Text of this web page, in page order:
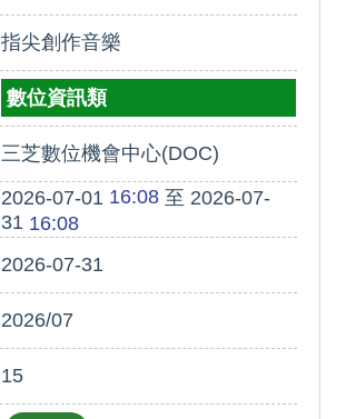
指尖創作音樂
數位資訊類
三芝數位機會中心(DOC)
2026-07-01 16:08至 2026-07-
3116:08
2026-07-31
2026/07
15